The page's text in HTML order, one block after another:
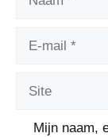
Mijn naam,